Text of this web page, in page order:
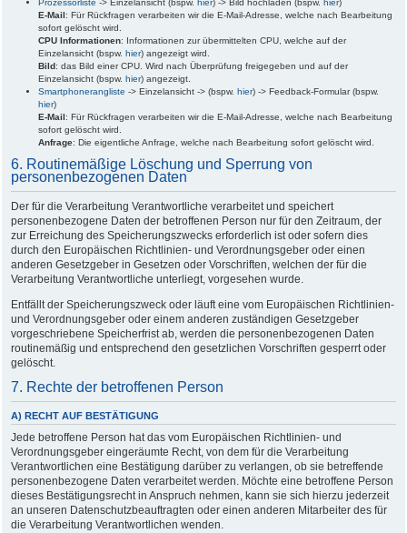
Prozessorliste -> Einzelansicht (bspw. hier) -> Bild hochladen (bspw. hier)
E-Mail: Für Rückfragen verarbeiten wir die E-Mail-Adresse, welche nach Bearbeitung
sofort gelöscht wird.
CPU Informationen: Informationen zur übermittelten CPU, welche auf der
Einzelansicht (bspw. hier) angezeigt wird.
Bild: das Bild einer CPU. Wird nach Überprüfung freigegeben und auf der
Einzelansicht (bspw. hier) angezeigt.
Smartphonerangliste -> Einzelansicht -> (bspw. hier) -> Feedback-Formular (bspw.
hier)
E-Mail: Für Rückfragen verarbeiten wir die E-Mail-Adresse, welche nach Bearbeitung
sofort gelöscht wird.
Anfrage: Die eigentliche Anfrage, welche nach Bearbeitung sofort gelöscht wird.
6. Routinemäßige Löschung und Sperrung von
personenbezogenen Daten
Der für die Verarbeitung Verantwortliche verarbeitet und speichert
personenbezogene Daten der betroffenen Person nur für den Zeitraum, der
zur Erreichung des Speicherungszwecks erforderlich ist oder sofern dies
durch den Europäischen Richtlinien- und Verordnungsgeber oder einen
anderen Gesetzgeber in Gesetzen oder Vorschriften, welchen der für die
Verarbeitung Verantwortliche unterliegt, vorgesehen wurde.
Entfällt der Speicherungszweck oder läuft eine vom Europäischen Richtlinien-
und Verordnungsgeber oder einem anderen zuständigen Gesetzgeber
vorgeschriebene Speicherfrist ab, werden die personenbezogenen Daten
routinemäßig und entsprechend den gesetzlichen Vorschriften gesperrt oder
gelöscht.
7. Rechte der betroffenen Person
A) RECHT AUF BESTÄTIGUNG
Jede betroffene Person hat das vom Europäischen Richtlinien- und
Verordnungsgeber eingeräumte Recht, von dem für die Verarbeitung
Verantwortlichen eine Bestätigung darüber zu verlangen, ob sie betreffende
personenbezogene Daten verarbeitet werden. Möchte eine betroffene Person
dieses Bestätigungsrecht in Anspruch nehmen, kann sie sich hierzu jederzeit
an unseren Datenschutzbeauftragten oder einen anderen Mitarbeiter des für
die Verarbeitung Verantwortlichen wenden.